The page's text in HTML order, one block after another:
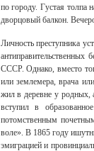
по городу. Густая толпа
дворцовый балкон.
Личность преступника
СССР. Однако, вместо
или землемера, врача
жил в деревне у родных,
вступил в
потомственным
воле». В 1865 году
эмиграцией и